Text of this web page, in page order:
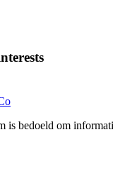
is bedoeld om